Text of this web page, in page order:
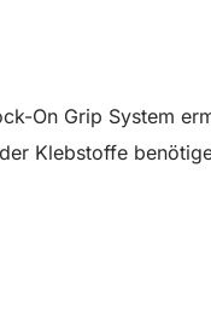
On Grip System
Klebstoffe